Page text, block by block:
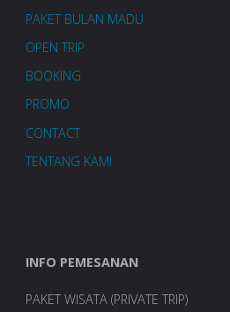
PAKET BULAN MADU
OPEN TRIP
BOOKING
PROMO
CONTACT
TENTANG KAMI
INFO PEMESANAN
PAKET WISATA (PRIVATE TRIP)